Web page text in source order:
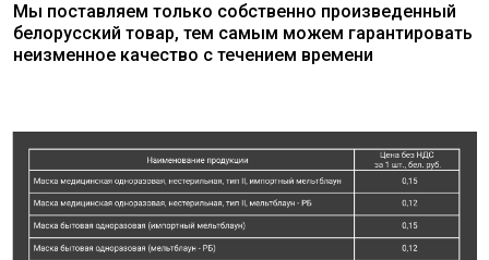
Мы поставляем только собственно произведенный
белорусский товар, тем самым можем гарантировать
неизменное качество с течением времени